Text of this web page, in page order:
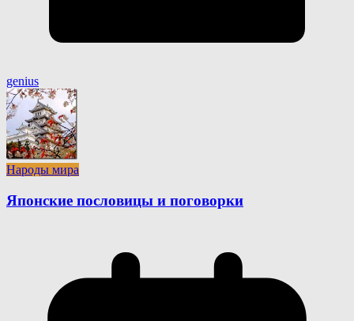
genius
Народы мира
Японские пословицы и поговорки